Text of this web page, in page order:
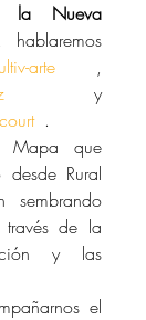
la Nueva
arte
,
y
.
Mapa que
desde Rural
de la
y las
el